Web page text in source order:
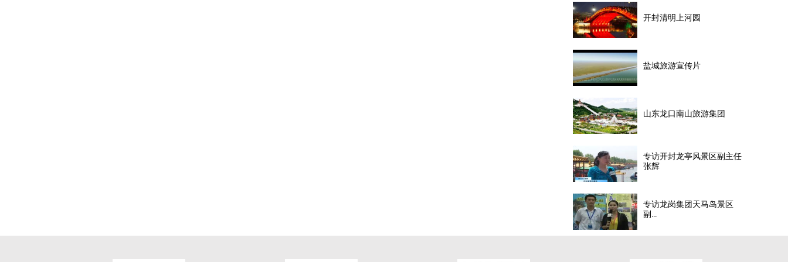
开封清明上河园
盐城旅游宣传片
山东龙口南山旅游集团
专访开封龙亭风景区副主任
张辉
专访龙岗集团天马岛景区
副...